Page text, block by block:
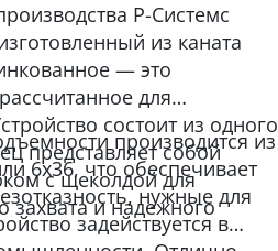
Р-Системс
из каната
— это
для
состоит из одного
представляет собой
с щеколдой для
захвата и надежного
производится из
6x36, что обеспечивает
нужные для
задействуется в